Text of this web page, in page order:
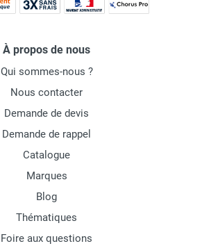
À propos de nous
Qui sommes-nous ?
Nous contacter
Demande de devis
Demande de rappel
Catalogue
Marques
Blog
Thématiques
Foire aux questions